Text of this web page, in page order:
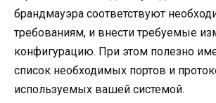
брандмауэра соответствуют
требованиям, и внести требуемые
конфигурацию. При этом полезно
список необходимых портов и
используемых вашей системой.